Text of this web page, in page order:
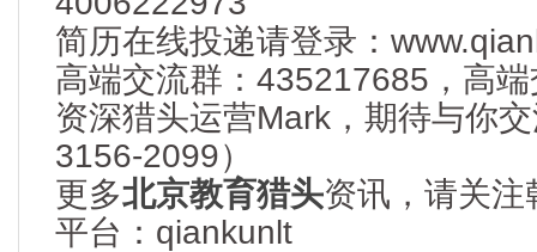
简历在线投递请登录：
高端交流群：435217685，高
资深猎头运营Mark，期待与你
3156-2099）
更多北京教育猎头资讯，请关
平台：qiankunlt